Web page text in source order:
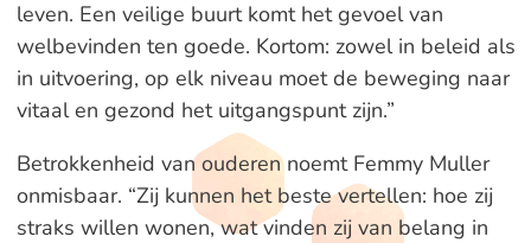
leven. Een veilige buurt komt het gevoel van
welbevinden ten goede. Kortom: zowel in beleid als
in uitvoering, op elk niveau moet de beweging naar
vitaal en gezond het uitgangspunt zijn.”
Betrokkenheid van ouderen noemt Femmy Muller
onmisbaar. “Zij kunnen het beste vertellen: hoe zij
straks willen wonen, wat vinden zij van belang in